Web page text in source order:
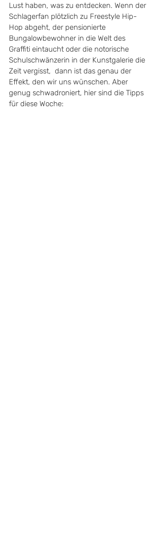
Lust haben, was zu entdecken. Wenn der
Schlagerfan plötzlich zu Freestyle Hip-
Hop abgeht, der pensionierte
Bungalowbewohner in die Welt des
Graffiti eintaucht oder die notorische
Schulschwänzerin in der Kunstgalerie die
Zeit vergisst,  dann ist das genau der
Effekt, den wir uns wünschen. Aber
genug schwadroniert, hier sind die Tipps
für diese Woche: